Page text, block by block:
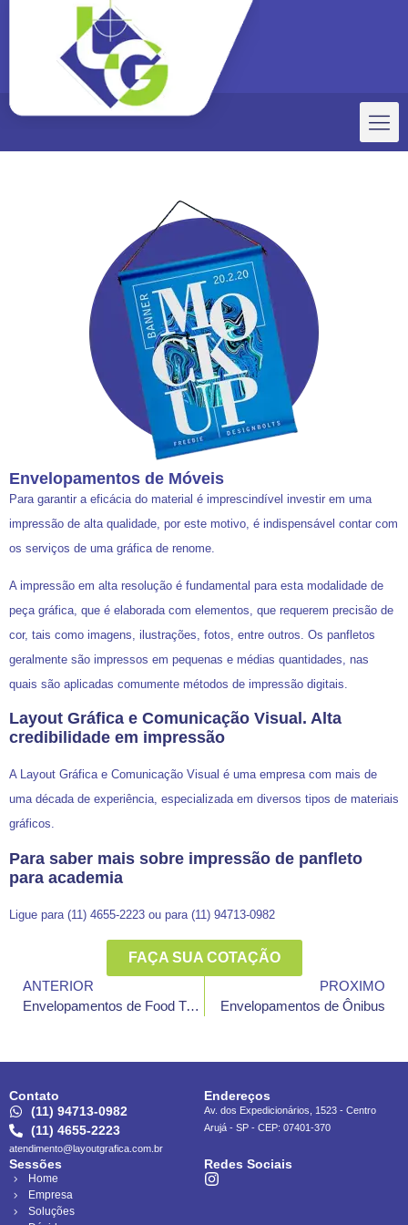
Envelopamentos de Móveis
Para garantir a eficácia do material é imprescindível investir em uma
impressão de alta qualidade, por este motivo, é indispensável contar com
os serviços de uma gráfica de renome.
A impressão em alta resolução é fundamental para esta modalidade de
peça gráfica, que é elaborada com elementos, que requerem precisão de
cor, tais como imagens, ilustrações, fotos, entre outros. Os panfletos
geralmente são impressos em pequenas e médias quantidades, nas
quais são aplicadas comumente métodos de impressão digitais.
Layout Gráfica e Comunicação Visual. Alta
credibilidade em impressão
A Layout Gráfica e Comunicação Visual é uma empresa com mais de
uma década de experiência, especializada em diversos tipos de materiais
gráficos.
Para saber mais sobre impressão de panfleto
para academia
Ligue para (11) 4655-2223 ou para (11) 94713-0982
FAÇA SUA COTAÇÃO
ANTERIOR
Envelopamentos de Food Truck
PROXIMO
Envelopamentos de Ônibus
Contato
(11) 94713-0982
(11) 4655-2223
atendimento@layoutgrafica.com.br
Endereços
Av. dos Expedicionários, 1523 - Centro
Arujá - SP - CEP: 07401-370
Sessões
Home
Empresa
Soluções
Redes Sociais